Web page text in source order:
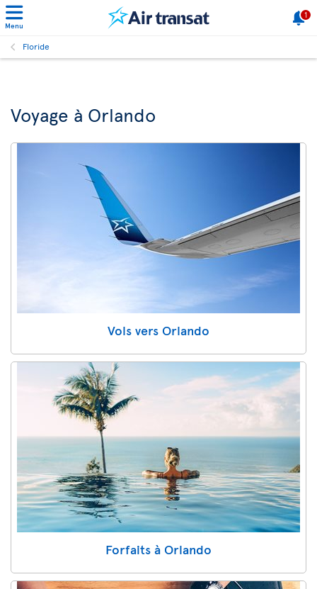
Menu
1
Floride
Voyage à Orlando
Vols vers Orlando
Forfaits à Orlando